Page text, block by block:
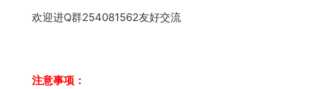
欢迎进Q群254081562友好交流
注意事项：